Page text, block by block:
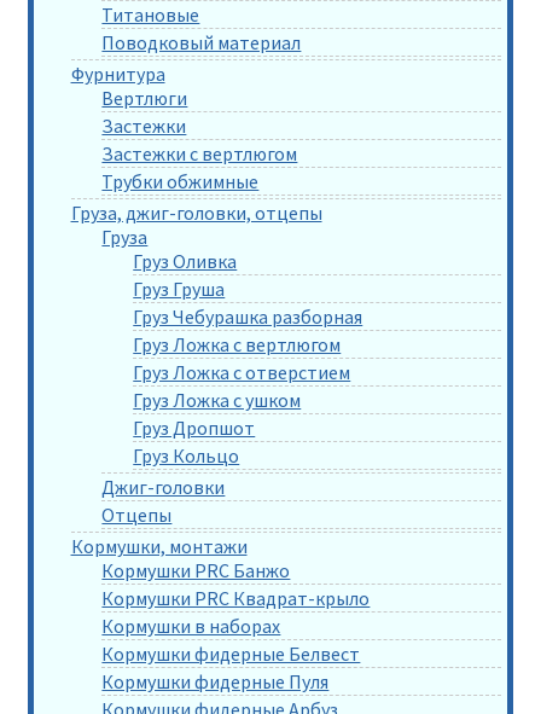
Титановые
Поводковый материал
Фурнитура
Вертлюги
Застежки
Застежки с вертлюгом
Трубки обжимные
Груза, джиг-головки, отцепы
Груза
Груз Оливка
Груз Груша
Груз Чебурашка разборная
Груз Ложка с вертлюгом
Груз Ложка с отверстием
Груз Ложка с ушком
Груз Дропшот
Груз Кольцо
Джиг-головки
Отцепы
Кормушки, монтажи
Кормушки PRC Банжо
Кормушки PRC Квадрат-крыло
Кормушки в наборах
Кормушки фидерные Белвест
Кормушки фидерные Пуля
Кормушки фидерные Арбуз